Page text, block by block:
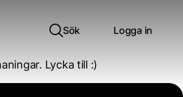
Sök Logga in
Lycka till :)